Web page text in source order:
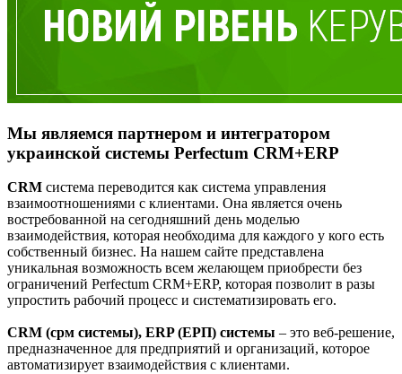
Мы являемся партнером и интегратором
украинской системы Perfectum CRM+ERP
CRM система переводится как система управления
взаимоотношениями с клиентами. Она является очень
востребованной на сегодняшний день моделью
взаимодействия, которая необходима для каждого у кого есть
собственный бизнес. На нашем сайте представлена
уникальная возможность всем желающем приобрести без
ограничений Perfectum CRM+ERP, которая позволит в разы
упростить рабочий процесс и систематизировать его.
CRM (срм системы), ERP (ЕРП) системы – это веб-решение,
предназначенное для предприятий и организаций, которое
автоматизирует взаимодействия с клиентами.